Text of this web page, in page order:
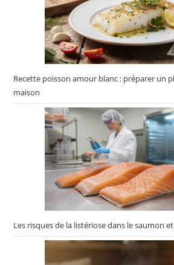
Recette poisson amour blanc : préparer un
maison
Les risques de la listériose dans le saumon